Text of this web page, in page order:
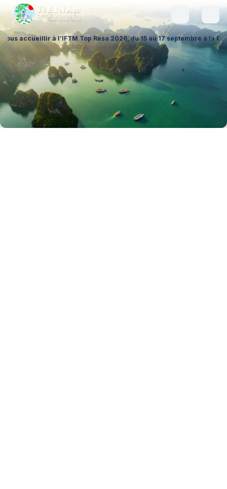
à l’IFTM Top Resa 2026, du 15 au 17 septembre à la Porte de